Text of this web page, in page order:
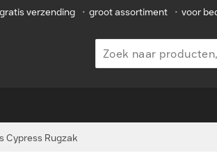
verzending • groot assortiment • voor
Cypress Rugzak